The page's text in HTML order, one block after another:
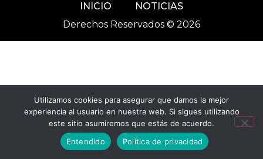
INICIO
NOTICIAS
Derechos Reservados © 2026
Utilizamos cookies para asegurar que damos la mejor
experiencia al usuario en nuestra web. Si sigues utilizando
este sitio asumiremos que estás de acuerdo.
Entendido
Política de privacidad